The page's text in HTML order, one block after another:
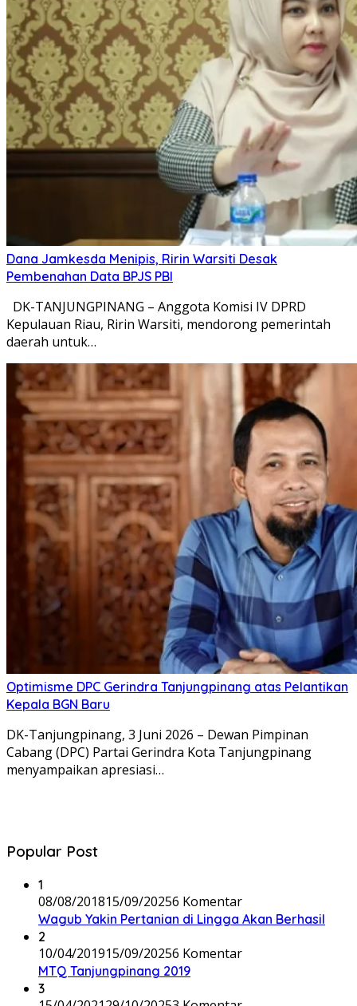
Dana Jamkesda Menipis, Ririn Warsiti Desak
Pembenahan Data BPJS PBI
DK-TANJUNGPINANG – Anggota Komisi IV DPRD
Kepulauan Riau, Ririn Warsiti, mendorong pemerintah
daerah untuk…
Optimisme DPC Gerindra Tanjungpinang atas Pelantikan
Kepala BGN Baru
DK-Tanjungpinang, 3 Juni 2026 – Dewan Pimpinan
Cabang (DPC) Partai Gerindra Kota Tanjungpinang
menyampaikan apresiasi…
Popular Post
1
08/08/201815/09/20256 Komentar
Wagub Yakin Pertanian di Lingga Akan Berhasil
2
10/04/201915/09/20256 Komentar
MTQ Tanjungpinang 2019
3